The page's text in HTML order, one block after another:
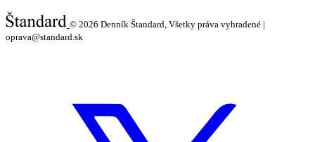
© 2026 Denník Štandard, Všetky práva vyhradené |
oprava@standard.sk